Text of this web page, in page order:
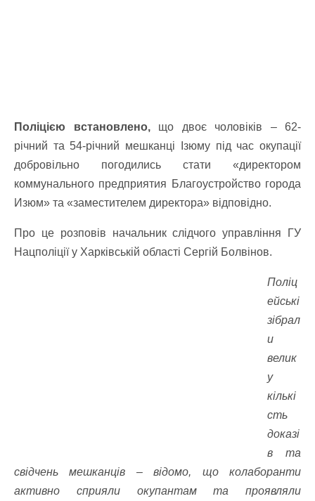
Поліцією встановлено,що двоє чоловіків – 62-
річний та 54-річний мешканці Ізюму під час окупації
добровільно погодились стати «директором
коммунального предприятия Благоустройство города
Изюм» та «заместителем директора» відповідно.
Про це розповів начальник слідчого управління ГУ
Нацполіції у Харківській області Сергій Болвінов.
Поліц
ейські
зібрал
и
велик
у
кількі
сть
доказі
в та
свідчень мешканців – відомо, що колаборанти
активно сприяли окупантам та проявляли